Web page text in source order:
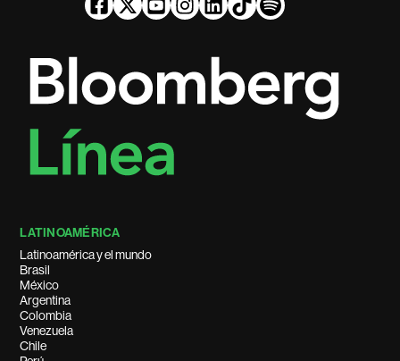
LATINOAMÉRICA
Latinoamérica y el mundo
Brasil
México
Argentina
Colombia
Venezuela
Chile